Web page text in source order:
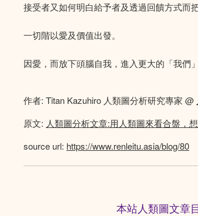
接受者又如何明白給予者及透過回饋方式而
一切階以愛及價值出發。
因愛，而放下頭腦自我，進入更大的「我們」
作者: Titan Kazuhiro 人類圖分析研究專家 @
原文: 人類圖分析文章:用人類圖來看合盤，
source url: https://www.renleitu.asia/blog/80
本站人類圖文章